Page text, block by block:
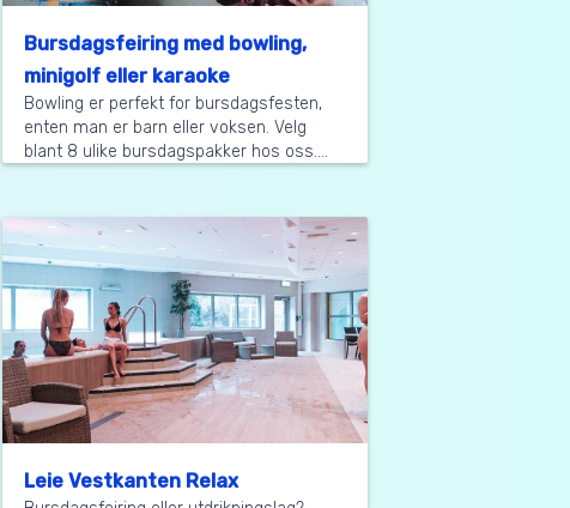
Bursdagsfeiring med bowling,
minigolf eller karaoke
Bowling er perfekt for bursdagsfesten,
enten man er barn eller voksen. Velg
blant 8 ulike bursdagspakker hos oss....
Leie Vestkanten Relax